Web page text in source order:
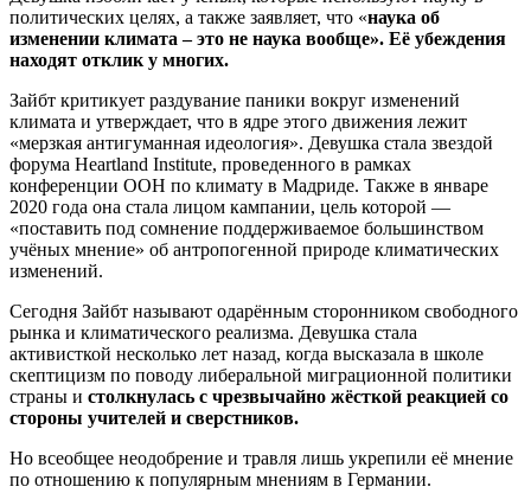
политических целях, а также заявляет, что «наука об
изменении климата – это не наука вообще». Её убеждения
находят отклик у многих.
Зайбт критикует раздувание паники вокруг изменений
климата и утверждает, что в ядре этого движения лежит
«мерзкая антигуманная идеология». Девушка стала звездой
форума Heartland Institute, проведенного в рамках
конференции ООН по климату в Мадриде. Также в январе
2020 года она стала лицом кампании, цель которой —
«поставить под сомнение поддерживаемое большинством
учёных мнение» об антропогенной природе климатических
изменений.
Сегодня Зайбт называют одарённым сторонником свободного
рынка и климатического реализма. Девушка стала
активисткой несколько лет назад, когда высказала в школе
скептицизм по поводу либеральной миграционной политики
страны и столкнулась с чрезвычайно жёсткой реакцией со
стороны учителей и сверстников.
Но всеобщее неодобрение и травля лишь укрепили её мнение
по отношению к популярным мнениям в Германии.